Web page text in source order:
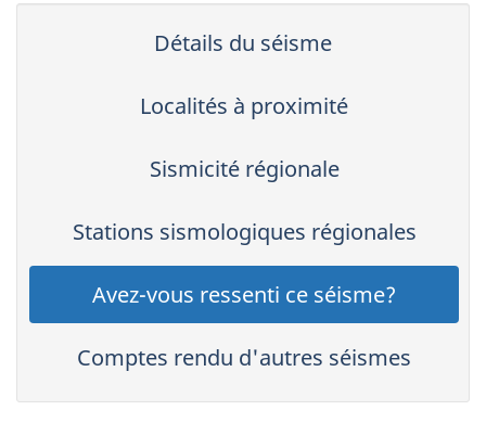
Détails du séisme
Localités à proximité
Sismicité régionale
Stations sismologiques régionales
Avez-vous ressenti ce séisme?
Comptes rendu d'autres séismes